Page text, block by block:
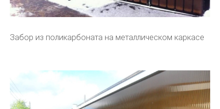
Забор из поликарбоната на металлическом каркасе